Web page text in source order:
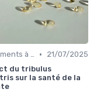
Suppléments à base de plantes •
21/07/2025
du tribulus
sur la santé de la